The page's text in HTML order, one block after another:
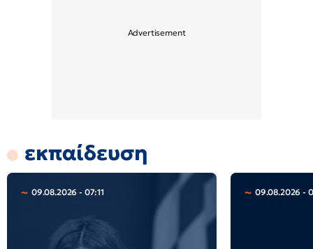
εκπαίδευση
09.08.2026 - 07:11 09.08.2026 -